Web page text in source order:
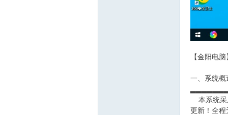
【金阳电
一、系统概
本系统采
更新！全程